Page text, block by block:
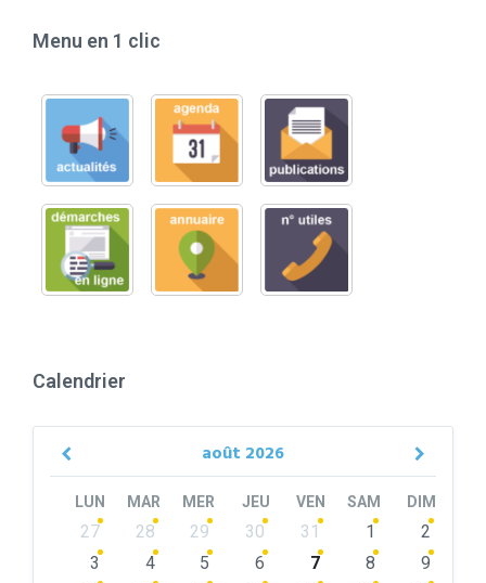
Menu en 1 clic
Calendrier
août 2026
Previous
LUN MAR MER JEU VEN SAM DIM
Skip
calendar
27 28 29 30 31 1
2
3
4 5 6 7 8
9